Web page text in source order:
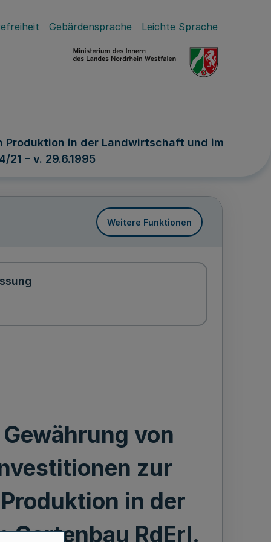
Gebärdensprache Leichte Sprache
in der Landwirtschaft und im
– v. 29.6.1995
Weitere Funktionen
von
zur
in der
RdErl.